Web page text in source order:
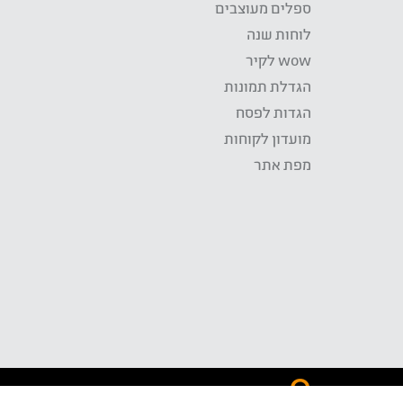
ספלים מעוצבים
לוחות שנה
wow לקיר
הגדלת תמונות
הגדות לפסח
מועדון לקוחות
מפת אתר